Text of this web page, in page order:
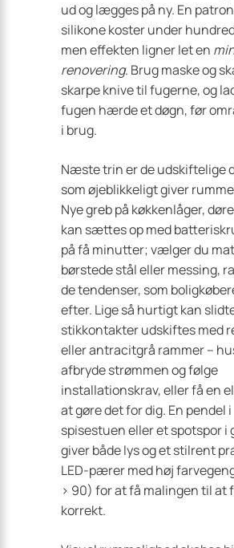
ud og lægges på ny. En
silikone koster under
men effekten ligner let en
renovering. Brug maske og
skarpe knive til fugerne, og
fugen hærde et døgn, før
i brug.
Næste trin er de udskiftelige
som øjeblikkeligt giver
Nye greb på køkkenlåger,
kan sættes op med
på få minutter; vælger du
børstede stål eller messing,
de tendenser, som
efter. Lige så hurtigt kan
stikkontakter udskiftes med
eller antracitgrå rammer –
afbryde strømmen og følge
installationskrav, eller få en
at gøre det for dig. En pendel i
spisestuen eller et spotspor i
giver både lys og et stilrent
LED-pærer med høj
> 90) for at få malingen til at
korrekt.